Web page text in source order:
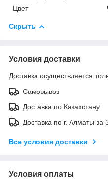
Цвет
Скрыть
Условия доставки
Доставка осуществляется
Самовывоз
Доставка по Казахстану
Доставка по г. Алматы за
Все условия доставки
Условия оплаты